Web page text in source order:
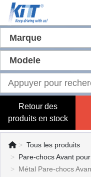
Marque
Modele
Retour des
produits en stock
Tous les produits
Pare-chocs Avant
Métal Pare-chocs